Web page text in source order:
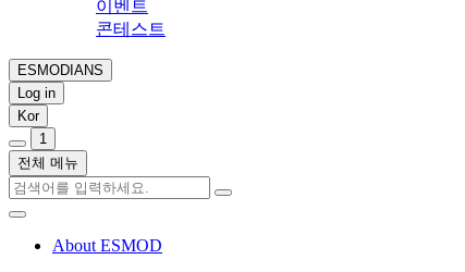
이벤트
콘테스트
ESMODIANS
Log in
Kor
1
전체 메뉴
About ESMOD